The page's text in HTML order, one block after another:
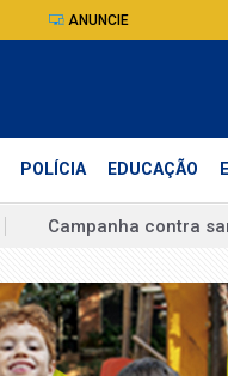
ANUNCIE
POLÍCIA EDUCAÇÃO
Campanha contra
Lula chama Marco
Defesa Civil registra
Lei Maria da Penha